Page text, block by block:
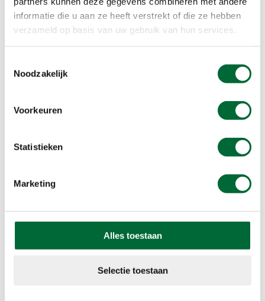
informatie die u aan ze heeft verstrekt of die ze hebben
verzameld op basis van uw gebruik van hun services.
Noodzakelijk
Voorkeuren
Statistieken
Marketing
Alles toestaan
Selectie toestaan
4. Laat je inspireren door de
te horen in het voorjaar. Aan het begin van de